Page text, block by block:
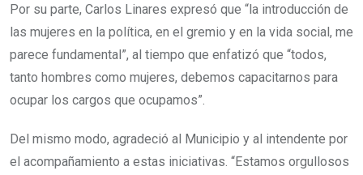
Por su parte, Carlos Linares expresó que “la introducción de
las mujeres en la política, en el gremio y en la vida social, me
parece fundamental”, al tiempo que enfatizó que “todos,
tanto hombres como mujeres, debemos capacitarnos para
ocupar los cargos que ocupamos”.
Del mismo modo, agradeció al Municipio y al intendente por
el acompañamiento a estas iniciativas. “Estamos orgullosos